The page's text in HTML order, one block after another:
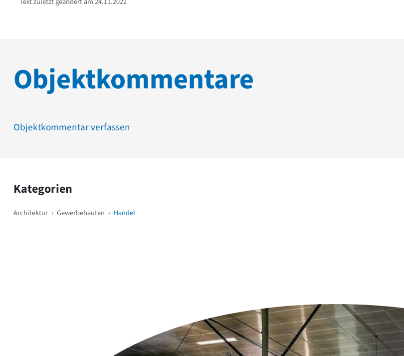
Objektkommentare
Objektkommentar verfassen
Kategorien
Architektur › Gewerbebauten › Handel